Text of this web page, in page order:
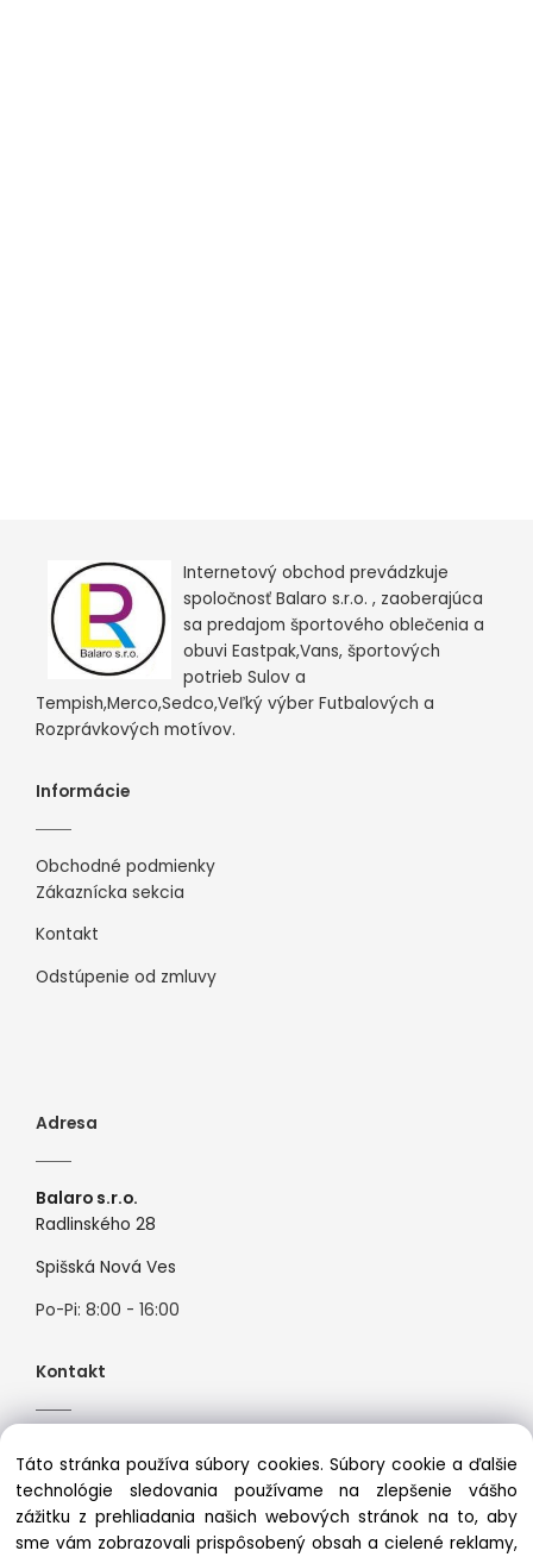
Internetový obchod prevádzkuje
spoločnosť Balaro s.r.o. , zaoberajúca
sa predajom športového oblečenia a
obuvi Eastpak,Vans, športových
potrieb Sulov a
Tempish,Merco,Sedco,Veľký výber Futbalových a
Rozprávkových motívov.
Informácie
Obchodné podmienky
Zákaznícka sekcia
Kontakt
Odstúpenie od zmluvy
Adresa
Balaro s.r.o.
Radlinského 28
Spišská Nová Ves
Po-Pi: 8:00 - 16:00
Kontakt
Mail:info@premiosport.sk
Táto stránka používa súbory cookies. Súbory cookie a ďalšie
technológie sledovania používame na zlepšenie vášho
zážitku z prehliadania našich webových stránok na to, aby
sme vám zobrazovali prispôsobený obsah a cielené reklamy,